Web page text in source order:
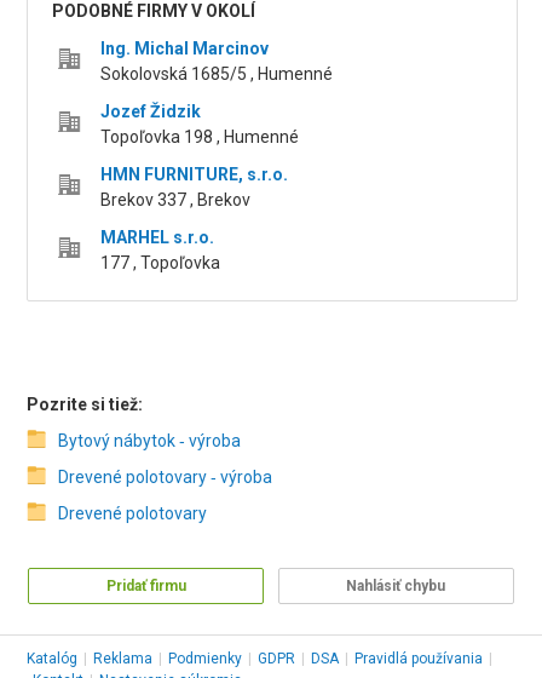
PODOBNÉ FIRMY V OKOLÍ
Ing. Michal Marcinov
Sokolovská 1685/5 , Humenné
Jozef Židzik
Topoľovka 198 , Humenné
HMN FURNITURE, s.r.o.
Brekov 337 , Brekov
MARHEL s.r.o.
177 , Topoľovka
Pozrite si tiež:
Bytový nábytok ‑ výroba
Drevené polotovary ‑ výroba
Drevené polotovary
Pridať firmu Nahlásiť chybu
Katalóg Reklama Podmienky GDPR DSA Pravidlá používania